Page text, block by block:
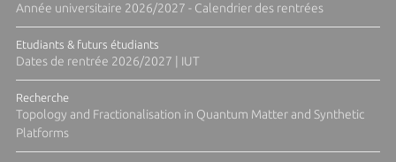
Année universitaire 2026/2027 - Calendrier des rentrées
Etudiants & futurs étudiants
Dates de rentrée 2026/2027 | IUT
Recherche
Topology and Fractionalisation in Quantum Matter and Synthetic
Platforms